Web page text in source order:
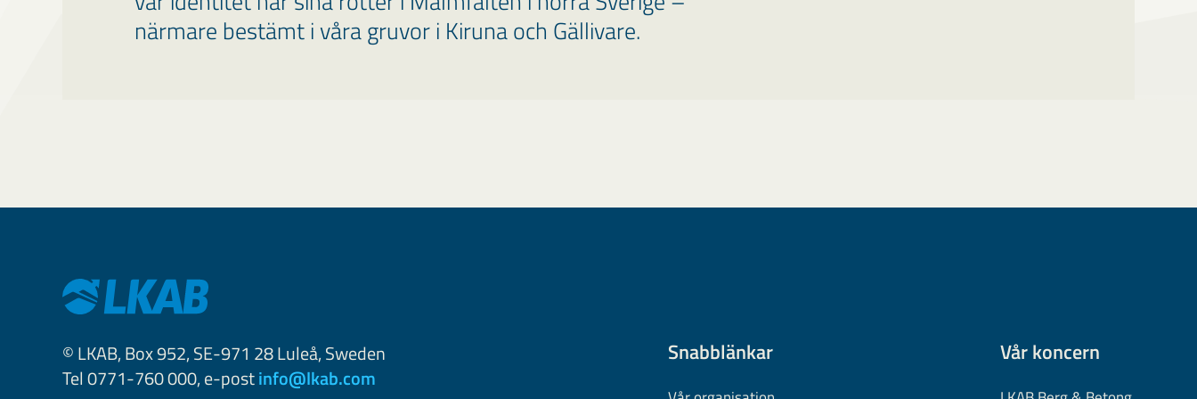
närmare bestämt i våra gruvor i Kiruna och Gällivare.
© LKAB, Box 952, SE-971 28 Luleå, Sweden
Tel 0771-760 000, e-postinfo@lkab.com
Snabblänkar Vår koncern